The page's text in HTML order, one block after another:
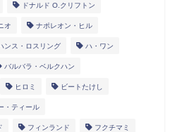
ドナルド O.クリフトン
オ ナポレオン・ヒル
ンス・ロスリング ハ・ワン
バルバラ・ベルクハン
ヒロミ ビートたけし
・ティール
フィンランド フクチマミ